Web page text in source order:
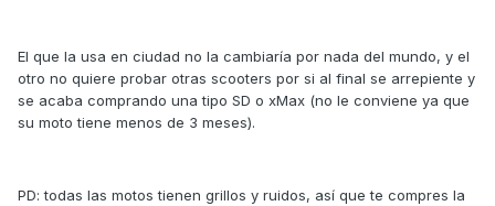
El que la usa en ciudad no la cambiaría por nada del mundo, y el
otro no quiere probar otras scooters por si al final se arrepiente y
se acaba comprando una tipo SD o xMax (no le conviene ya que
su moto tiene menos de 3 meses).
PD: todas las motos tienen grillos y ruidos, así que te compres la